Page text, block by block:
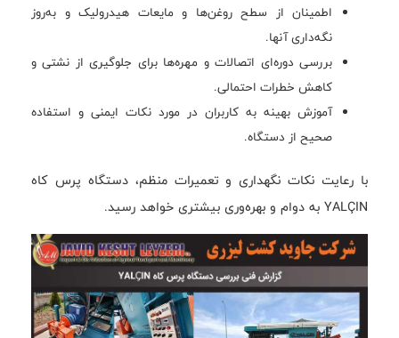
اطمینان از سطح روغن‌ها و مایعات هیدرولیک و به‌روز
نگه‌داری آنها.
بررسی دوره‌ای اتصالات و مهره‌ها برای جلوگیری از نشتی و
کاهش خطرات احتمالی.
آموزش بهینه به کاربران در مورد نکات ایمنی و استفاده
صحیح از دستگاه.
با رعایت نکات نگهداری و تعمیرات منظم، دستگاه پرس کاه
YALÇIN به دوام و بهره‌وری بیشتری خواهد رسید.